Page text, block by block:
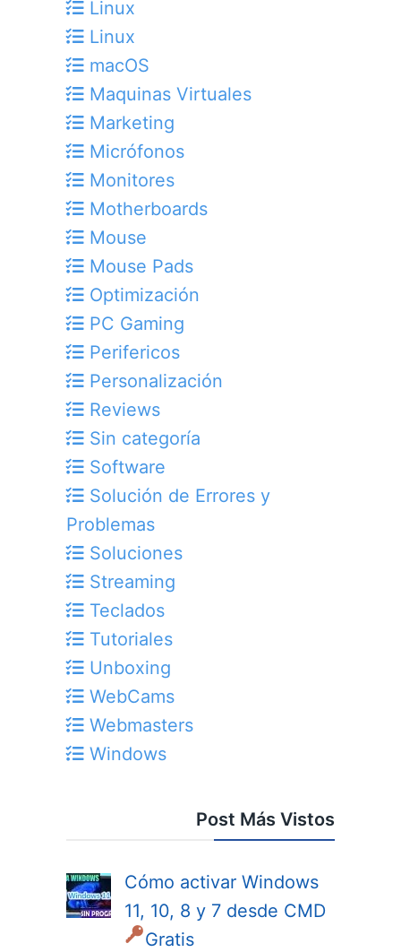
Linux
Linux
macOS
Maquinas Virtuales
Marketing
Micrófonos
Monitores
Motherboards
Mouse
Mouse Pads
Optimización
PC Gaming
Perifericos
Personalización
Reviews
Sin categoría
Software
Solución de Errores y
Problemas
Soluciones
Streaming
Teclados
Tutoriales
Unboxing
WebCams
Webmasters
Windows
Post Más Vistos
Cómo activar Windows
11, 10, 8 y 7 desde CMD
Gratis